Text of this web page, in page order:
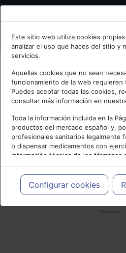
Bienvenid@ a
Escribe tu Email
Accede o regístrate con tu email.
Este sitio web utiliza cookies
analizar el uso que haces del sitio y
servicios.
Aquellas cookies que no sean
funcionamiento de la web requieren
Puedes aceptar todas las cookies,
consultar más información en
Toda la información incluida en la
productos del mercado español y,
profesionales sanitarios legalmente
o dispensar medicamentos con
información técnica de los fármacos
meramente informativo, siendo
profesionales facultados prescribir
cada caso concreto, el tratamiento
necesidades del paciente.
Configurar cookies